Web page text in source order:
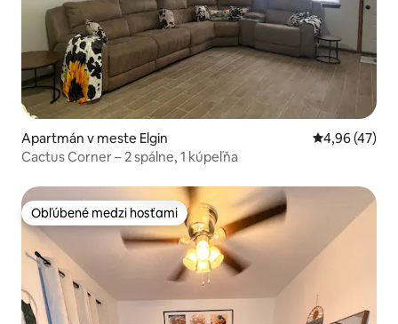
Apartmán v meste Elgin Priemerné
4,96 (47)
Cactus Corner – 2 spálne, 1 kúpeľňa
Obľúbené medzi hosťami
Obľúbené medzi hosťami